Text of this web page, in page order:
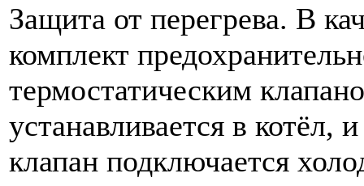
Защита от перегрева. В
комплект
термостатическим
устанавливается в котёл,
клапан подключается